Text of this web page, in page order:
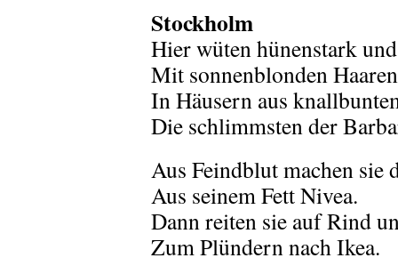
Stockholm
Hier wüten hünenstark
Mit sonnenblonden Haaren
In Häusern aus
Die schlimmsten der
Aus Feindblut machen sie
Aus seinem Fett Nivea.
Dann reiten sie auf Rind
Zum Plündern nach Ikea.